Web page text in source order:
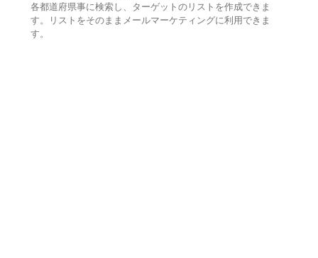
各都道府県事に検索し、ターゲットのリストを作成できま
す。リストをそのままメールマーケティングに利用できま
す。